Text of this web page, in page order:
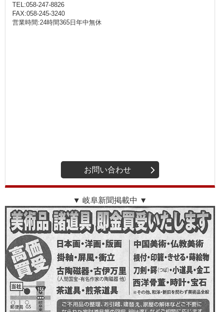
TEL:058-247-8826
FAX:058-245-3240
営業時間:24時間365日年中無休
お問い合わせ
▼ 岐阜新聞掲載中 ▼